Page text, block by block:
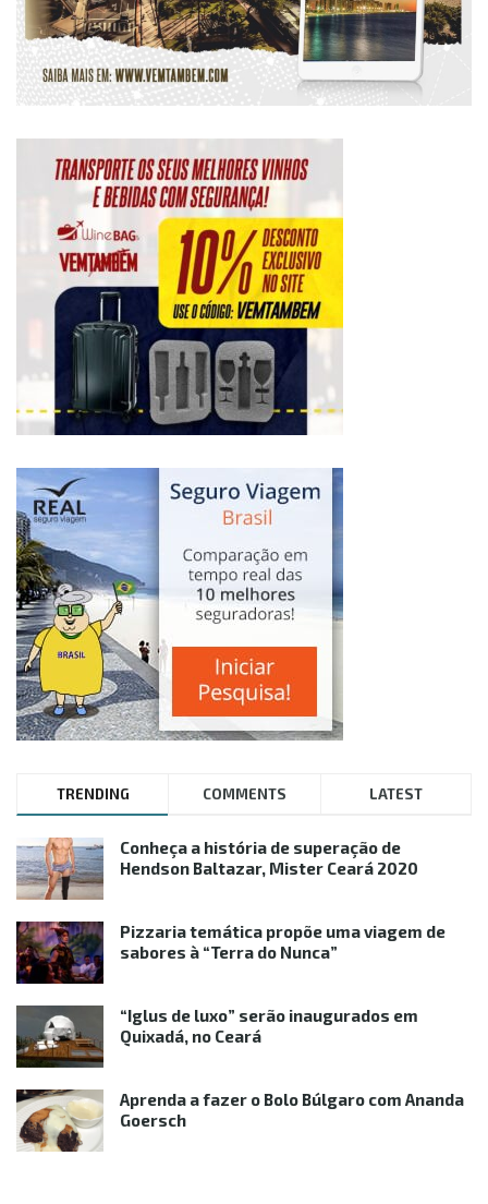
TRENDING COMMENTS LATEST
Conheça a história de superação de
Hendson Baltazar, Mister Ceará 2020
Pizzaria temática propõe uma viagem de
sabores à “Terra do Nunca”
“Iglus de luxo” serão inaugurados em
Quixadá, no Ceará
Aprenda a fazer o Bolo Búlgaro com Ananda
Goersch